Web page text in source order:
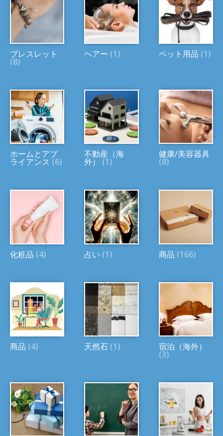
ブレスレット
(8)
ヘアー (1) ペット用品 (1)
ホームとアプ
ライアンス (6)
不動産（海
外） (1)
健康/美容器具
(8)
化粧品 (4) 占い (1) 商品 (166)
商品 (4) 天然石 (1) 宿泊（海外）
(3)